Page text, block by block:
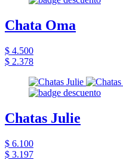
Chata Oma
$ 4.500
$ 2.378
Chatas Julie
$ 6.100
$ 3.197